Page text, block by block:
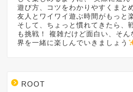
遊び方、コツをわかりやすくまと
友人とワイワイ遊ぶ時間がもっと
そして、ちょっと慣れてきたら、
も挑戦！ 複雑だけど面白い、そ
界を一緒に楽しんでいきましょう
ROOT